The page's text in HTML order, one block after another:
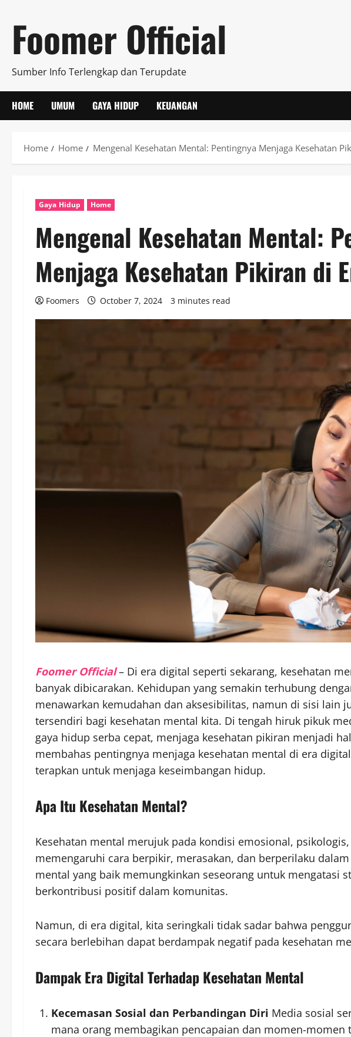
content
Foomer Official
Sumber Info Terlengkap dan Terupdate
HOME UMUM GAYA HIDUP KEUANGAN
Home Home Mengenal Kesehatan Mental: Pentingnya Menjaga Kesehatan
Gaya Hidup Home
Mengenal Kesehatan Mental:
Menjaga Kesehatan Pikiran di
Foomers October 7, 2024 3 minutes read
Foomer Official– Di era digital seperti sekarang, kesehatan
banyak dibicarakan. Kehidupan yang semakin terhubung
menawarkan kemudahan dan aksesibilitas, namun di sisi lain
tersendiri bagi kesehatan mental kita. Di tengah hiruk pikuk
gaya hidup serba cepat, menjaga kesehatan pikiran menjadi
membahas pentingnya menjaga kesehatan mental di era
terapkan untuk menjaga keseimbangan hidup.
Apa Itu Kesehatan Mental?
Kesehatan mental merujuk pada kondisi emosional,
memengaruhi cara berpikir, merasakan, dan berperilaku
mental yang baik memungkinkan seseorang untuk mengatasi
berkontribusi positif dalam komunitas.
Namun, di era digital, kita seringkali tidak sadar bahwa
secara berlebihan dapat berdampak negatif pada kesehatan
Dampak Era Digital Terhadap Kesehatan Mental
Kecemasan Sosial dan Perbandingan Diri Media sosial
mana orang membagikan pencapaian dan momen-momen